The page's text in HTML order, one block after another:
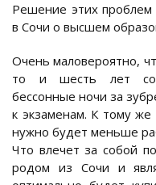
Решение этих проблем
в Сочи о высшем
Очень маловероятно,
то и шесть лет
бессонные ночи за
к экзаменам. К тому
нужно будет меньше
Что влечет за собой
родом из Сочи и